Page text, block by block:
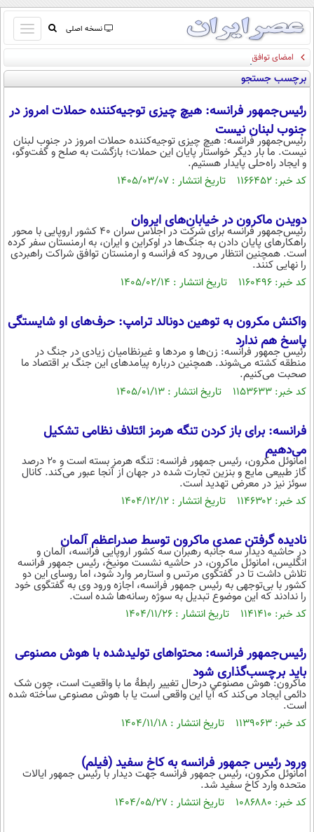
نسخه اصلی
باز
و
بسته
کردن
جستجو
آب و هوا
پیوند ها
سیاسی
اقتصاد
حوادث
سلامت
یک برش دانایی
محیط زیست
سفر و تفریح
بین الملل
علم و دانش
فناوری و It
اخبار کریپتو
قرآن
سرگرمی
باشگاه مغز
مجله تصویری سلاح
فیلم
اقتصاد
سرگرمی
فناوری
گوناگون
حوادث
فرهنگی
بین الملل
حیات وحش
سیاست خارجی
عصر ایران 2
خواندنی ها و دیدنی ها
پیامک
روانشناسی
آشپزی
دانلود
امضای توافق دفاع مشترک عربستان سعودی، پاکستان و ترکیه
برچسب جستجو
رئیس‌جمهور فرانسه: هیچ چیزی توجیه‌کننده حملات امروز در
جنوب لبنان نیست
رئیس‌جمهور فرانسه: هیچ چیزی توجیه‌کننده حملات امروز در جنوب لبنان
نیست. ما بار دیگر خواستار پایان این حملات؛ بازگشت به صلح و گفت‌و‌گو،
و ایجاد راه‌حلی پایدار هستیم.
کد خبر: ۱۱۶۶۴۵۲ تاریخ انتشار : ۱۴۰۵/۰۳/۰۷
دویدن ماکرون در خیابان‌های ایروان
رئیس‌جمهور فرانسه برای شرکت در اجلاس سران ۴۰ کشور اروپایی با محور
راهکار‌های پایان دادن به جنگ‌ها در اوکراین و ایران، به ارمنستان سفر کرده
است. همچنین انتظار می‌رود که فرانسه و ارمنستان توافق شراکت راهبردی
را نهایی کنند.
کد خبر: ۱۱۶۰۴۹۶ تاریخ انتشار : ۱۴۰۵/۰۲/۱۴
واکنش مکرون به توهین دونالد ترامپ: حرف‌های او شایستگی
پاسخ هم ندارد
رئیس جمهور فرانسه: زن‌ها و مرد‌ها و غیرنظامیان زیادی در جنگ در
منطقه کشته می‌شوند. همچنین درباره پیامد‌های این جنگ بر اقتصاد ما
صحبت می‌کنیم.
کد خبر: ۱۱۵۳۶۳۳ تاریخ انتشار : ۱۴۰۵/۰۱/۱۳
فرانسه: برای باز کردن تنگه هرمز ائتلاف نظامی تشکیل
می‌دهیم
امانوئل مکرون، رئیس جمهور فرانسه: تنگه هرمز بسته است و ۲۰ درصد
گاز طبیعی مایع و بنزین تجارت شده در جهان از آنجا عبور می‌کند. کانال
سوئز نیز در معرض تهدید است.
کد خبر: ۱۱۴۶۳۰۲ تاریخ انتشار : ۱۴۰۴/۱۲/۱۲
نادیده گرفتن عمدی ماکرون توسط صدراعظم آلمان
در حاشیه دیدار سه جانبه رهبران سه کشور اروپایی فرانسه، آلمان و
انگلیس، امانوئل ماکرون، در حاشیه نشست مونیخ، رئیس جمهور فرانسه
تلاش داشت تا در گفتگوی مرتس و استارمر وارد شود، اما روسای این دو
کشور با بی‌توجهی به رئیس جمهور فرانسه، اجازه ورود وی به گفتگوی خود
را ندادند که این موضوع تبدیل به سوژه رسانه‌ها شده است.
کد خبر: ۱۱۴۱۴۱۰ تاریخ انتشار : ۱۴۰۴/۱۱/۲۶
رئیس‌جمهور فرانسه: محتوا‌های تولیدشده با هوش مصنوعی
باید برچسب‌گذاری شود
ماکرون: هوش مصنوعی درحال تغییر رابطۀ ما با واقعیت است، چون شک
دائمی ایجاد می‌کند که آیا این واقعی است یا با هوش مصنوعی ساخته شده
است.
کد خبر: ۱۱۳۹۰۶۳ تاریخ انتشار : ۱۴۰۴/۱۱/۱۸
ورود رئیس جمهور فرانسه به کاخ سفید (فیلم)
امانوئل مکرون، رئیس جمهور فرانسه جهت دیدار با رئیس جمهور ایالات
متحده وارد کاخ سفید شد.
کد خبر: ۱۰۸۶۸۸۰ تاریخ انتشار : ۱۴۰۴/۰۵/۲۷